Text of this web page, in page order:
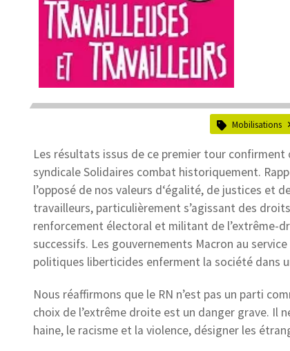
Mobilisations
Les résultats issus de ce premier tour
syndicale Solidaires combat historiquement.
l’opposé de nos valeurs d‘égalité, de justices et
travailleurs, particulièrement s’agissant des
renforcement électoral et militant de l’extrême-
successifs. Les gouvernements Macron au
politiques liberticides enferment la société dans
Nous réaffirmons que le RN n’est pas un parti
choix de l’extrême droite est un danger grave. Il
haine, le racisme et la violence, désigner les